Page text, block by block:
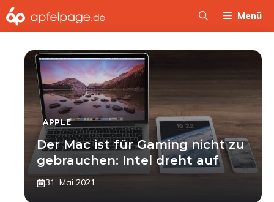
Zum
Inhalt
Menü
APPLE
Der Mac ist für Gaming nicht zu
gebrauchen: Intel dreht auf
31. Mai 2021